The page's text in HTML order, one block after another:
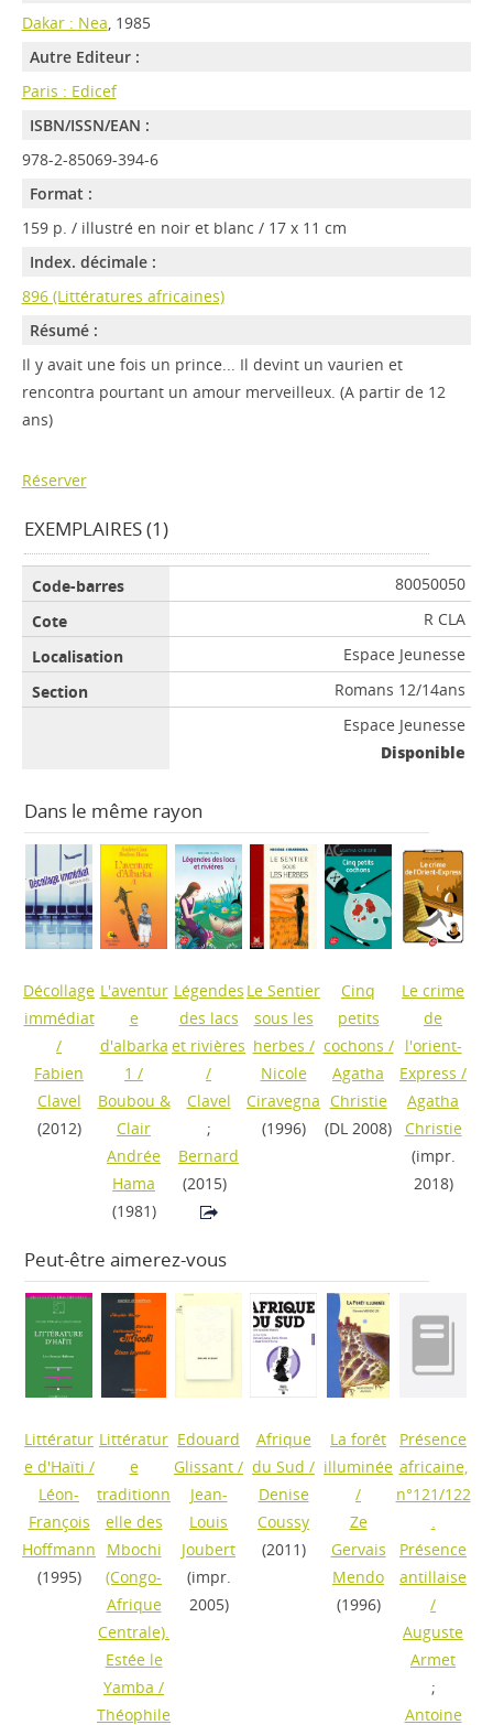
Dakar : Nea, 1985
Autre Editeur :
Paris : Edicef
ISBN/ISSN/EAN :
978-2-85069-394-6
Format :
159 p. / illustré en noir et blanc / 17 x 11 cm
Index. décimale :
896 (Littératures africaines)
Résumé :
Il y avait une fois un prince... Il devint un vaurien et
rencontra pourtant un amour merveilleux. (A partir de 12
ans)
Réserver
EXEMPLAIRES (1)
80050050
R CLA
Espace Jeunesse
Romans 12/14ans
Espace Jeunesse
Disponible
Dans le même rayon
Décollage
immédiat
/
Fabien
Clavel
(2012)
L'aventur
e
d'albarka
1 /
Boubou &
Clair
Andrée
Hama
(1981)
Légendes
des lacs
et rivières
/
Clavel
;
Bernard
(2015)
Le Sentier
sous les
herbes /
Nicole
Ciravegna
(1996)
Cinq
petits
cochons /
Agatha
Christie
(DL 2008)
Le crime
de
l'orient-
Express /
Agatha
Christie
(impr.
2018)
Peut-être aimerez-vous
Littératur
e d'Haïti /
Léon-
François
Hoffmann
(1995)
Littératur
e
traditionn
elle des
Mbochi
(Congo-
Afrique
Centrale).
Estée le
Yamba /
Théophile
Edouard
Glissant /
Jean-
Louis
Joubert
(impr.
2005)
Afrique
du Sud /
Denise
Coussy
(2011)
La forêt
illuminée
/
Ze
Gervais
Mendo
(1996)
Présence
africaine,
n°121/122
.
Présence
antillaise
/
Auguste
Armet
;
Antoine